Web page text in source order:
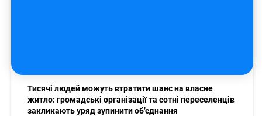
Тисячі людей можуть втратити шанс на власне
житло: громадські організації та сотні переселенців
закликають уряд зупинити об’єднання